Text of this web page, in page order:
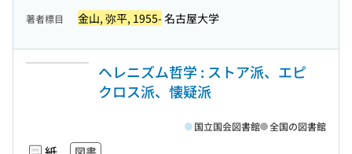
著者標目 金山, 弥平, 1955-名古屋大学
ヘレニズム哲学 : ストア派、エピ
クロス派、懐疑派
国立国会図書館 全国の図書館